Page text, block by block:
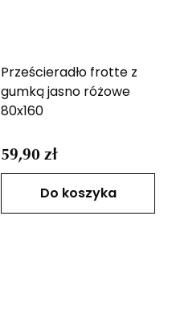
Prześcieradło frotte z
gumką jasno różowe
80x160
59,90 zł
Do koszyka